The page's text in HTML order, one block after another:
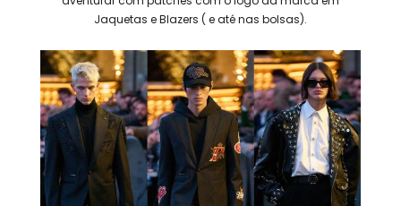
Jaquetas e Blazers ( e até nas bolsas).